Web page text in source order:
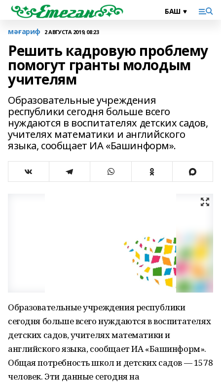
мәғариф 2 АВГУСТА 2019, 08:23
Решить кадровую проблему
помогут гранты молодым
учителям
Образовательные учреждения
республики сегодня больше всего
нуждаются в воспитателях детских садов,
учителях математики и английского
языка, сообщает ИА «Башинформ».
Образовательные учреждения республики
сегодня больше всего нуждаются в воспитателях
детских садов, учителях математики и
английского языка, сообщает ИА «Башинформ».
Общая потребность школ и детских садов — 1578
человек. Эти данные сегодня на